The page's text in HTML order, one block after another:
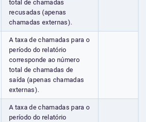
total de chamadas
recusadas (apenas
chamadas externas).
A taxa de chamadas para o
período do relatório
corresponde ao número
total de chamadas de
saída (apenas chamadas
externas).
A taxa de chamadas para o
período do relatório